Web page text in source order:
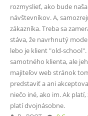
rozmyslieť, ako bude
návštevníkov. A,
zákazníka. Treba sa
stáva, že navrhnutý
lebo je klient "old-
samotného klienta, ale
majiteľov web stránok
predstaviť a ani
niečo iné, ako im. Ak
platí dvojnásobne.